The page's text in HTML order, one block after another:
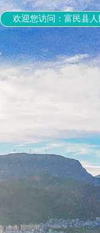
欢迎您访问：富民县